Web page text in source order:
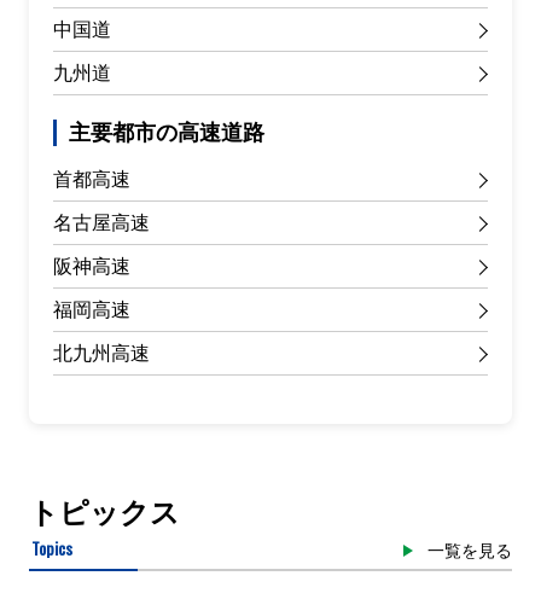
中国道
九州道
主要都市の高速道路
首都高速
名古屋高速
阪神高速
福岡高速
北九州高速
トピックス
Topics 一覧を見る